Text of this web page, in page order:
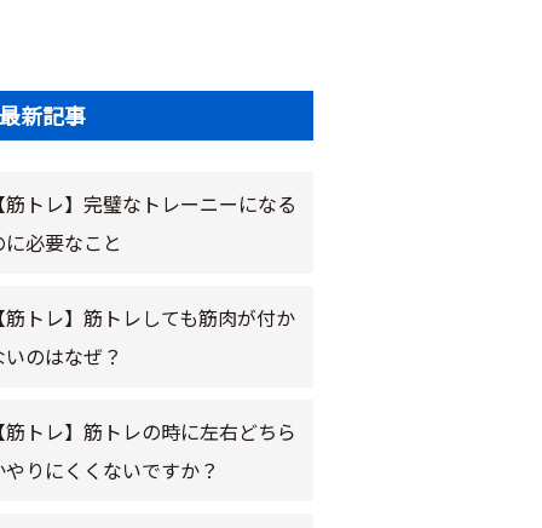
最新記事
筋トレ】完璧なトレーニーになる
に必要なこと
筋トレ】筋トレしても筋肉が付か
いのはなぜ？
筋トレ】筋トレの時に左右どちら
やりにくくないですか？